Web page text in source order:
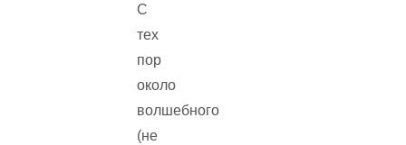
С
тех
пор
около
волшебного
(не